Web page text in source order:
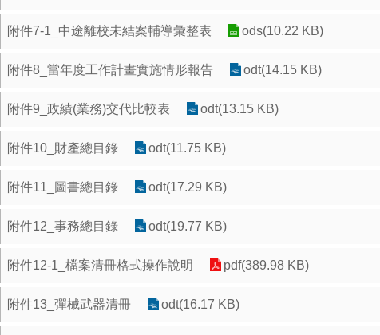
附件7-1_中途離校未結案輔導彙整表 ods(10.22 KB)
附件8_當年度工作計畫實施情形報告 odt(14.15 KB)
附件9_政績(業務)交代比較表 odt(13.15 KB)
附件10_財產總目錄 odt(11.75 KB)
附件11_圖書總目錄 odt(17.29 KB)
附件12_事務總目錄 odt(19.77 KB)
附件12-1_檔案清冊格式操作說明 pdf(389.98 KB)
附件13_彈械武器清冊 odt(16.17 KB)